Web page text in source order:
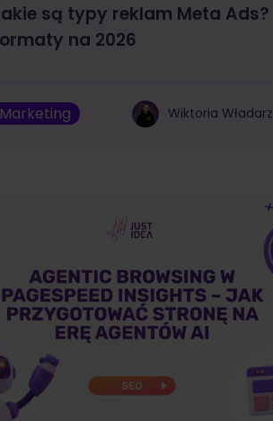
są typy reklam Meta Ads?
na 2026
Marketing Wiktoria Władarz